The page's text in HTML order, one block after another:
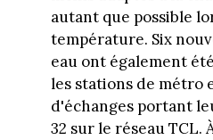
autant que possible
température. Six
eau ont également
les stations de métro
d'échanges portant
32 sur le réseau TCL.